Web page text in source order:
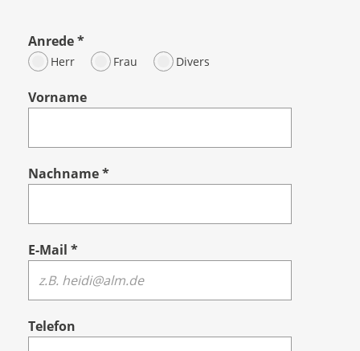
Anrede*
Herr Frau Divers
Vorname
Nachname*
E-Mail *
Telefon